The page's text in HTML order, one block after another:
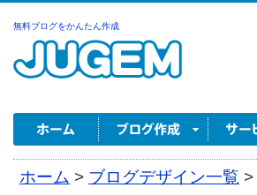
無料ブログをかんたん作成
ホーム > ブログデザイン一覧 >